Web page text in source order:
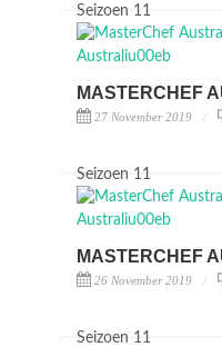
Seizoen 11
MASTERCHEF
27 November 2019
Seizoen 11
MASTERCHEF
26 November 2019
Seizoen 11